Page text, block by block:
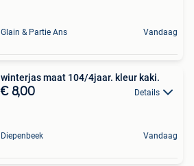
Glain & Partie Ans Vandaag
winterjas maat 104/4jaar. kleur kaki.
€ 8,00 Details
Diepenbeek Vandaag